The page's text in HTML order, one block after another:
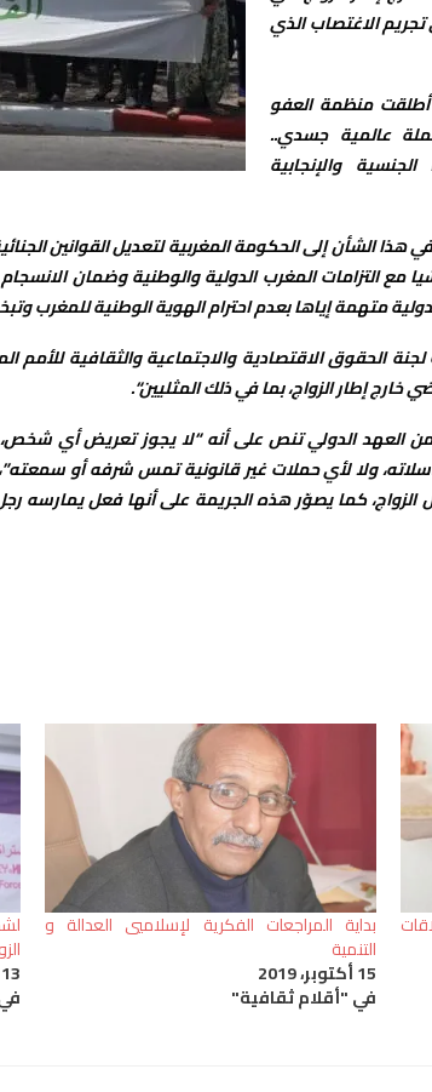
الاغتصاب الذي
منظمة العفو
على مدى عامَيْن 2015-2014حملة عالمية جسدي..
والإنجابية
الشأن إلى الحكومة المغربية لتعديل القوانين
مع التزامات المغرب الدولية والوطنية وضمان
متهمة إياها بعدم احترام الهوية الوطنية للمغرب
أنه “في عام 2015، كانت لجنة الحقوق الاقتصادية والاجتماعية
خارج إطار الزواج، بما في ذلك المثليين“.
المنظمة المذكورة أن المادة 17 من العهد الدولي تنص على أنه “لا
الزواج، كما يصوّر هذه الجريمة على أنها فعل يمارسه
بداية المراجعات الفكرية لإسلاميي العدالة و
التنمية
15 أكتوبر، 2019
في "أقلام ثقافية"
13 يونيو، 2022